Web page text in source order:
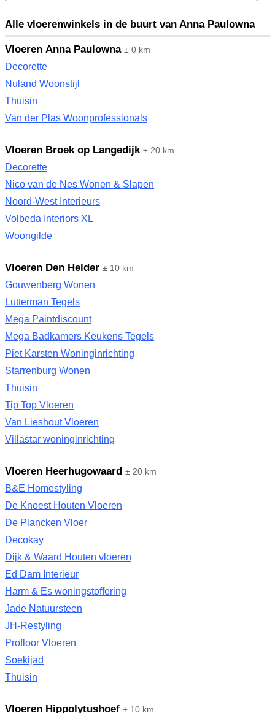
Alle vloerenwinkels in de buurt van Anna Paulowna
Vloeren Anna Paulowna ± 0 km
Decorette
Nuland Woonstijl
Thuisin
Van der Plas Woonprofessionals
Vloeren Broek op Langedijk ± 20 km
Decorette
Nico van de Nes Wonen & Slapen
Noord-West Interieurs
Volbeda Interiors XL
Woongilde
Vloeren Den Helder ± 10 km
Gouwenberg Wonen
Lutterman Tegels
Mega Paintdiscount
Mega Badkamers Keukens Tegels
Piet Karsten Woninginrichting
Starrenburg Wonen
Thuisin
Tip Top Vloeren
Van Lieshout Vloeren
Villastar woninginrichting
Vloeren Heerhugowaard ± 20 km
B&E Homestyling
De Knoest Houten Vloeren
De Plancken Vloer
Decokay
Dijk & Waard Houten vloeren
Ed Dam Interieur
Harm & Es woningstoffering
Jade Natuursteen
JH-Restyling
Profloor Vloeren
Soekijad
Thuisin
Vloeren Hippolytushoef ± 10 km